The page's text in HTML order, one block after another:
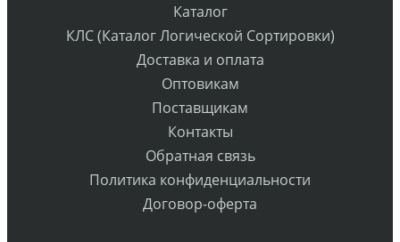
Каталог
КЛС (Каталог Логической Сортировки)
Доставка и оплата
Оптовикам
Поставщикам
Контакты
Обратная связь
Политика конфиденциальности
Договор-оферта